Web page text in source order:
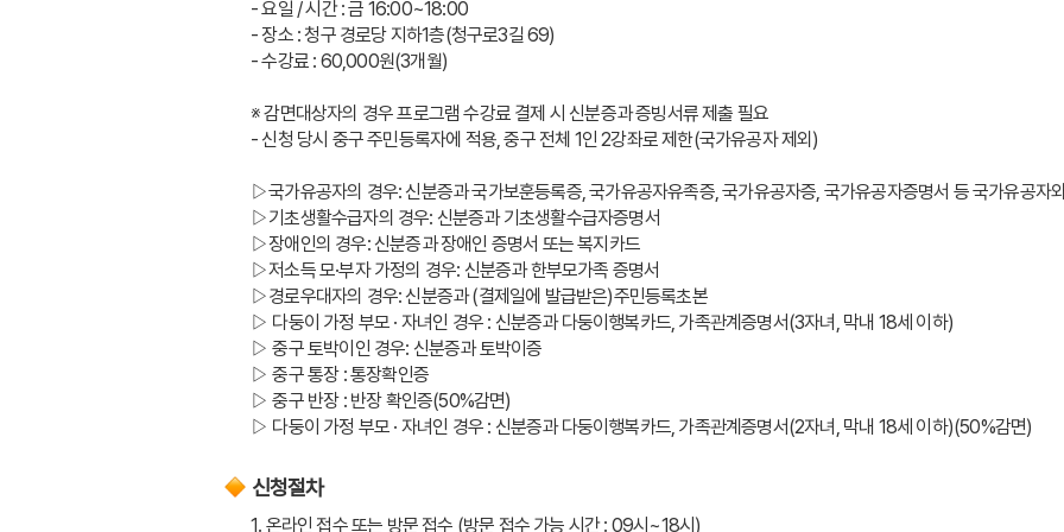
- 요일 / 시간 : 금 16:00~18:00
- 장소 : 청구 경로당 지하1층(청구로3길 69)
- 수강료 : 60,000원(3개월)
※ 감면대상자의 경우 프로그램 수강료 결제 시 신분증과 증빙서류 제출 필요
- 신청 당시 중구 주민등록자에 적용, 중구 전체 1인 2강좌로 제한(국가유공자 제외)
▷국가유공자의 경우: 신분증과 국가보훈등록증, 국가유공자유족증, 국가유공자증, 국가유공자증명서 등 국가유공자
▷기초생활수급자의 경우: 신분증과 기초생활수급자증명서
▷장애인의 경우: 신분증과 장애인 증명서 또는 복지카드
▷저소득 모·부자 가정의 경우: 신분증과 한부모가족 증명서
▷경로우대자의 경우: 신분증과 (결제일에 발급받은)주민등록초본
▷ 다둥이 가정 부모 · 자녀인 경우 : 신분증과 다둥이행복카드, 가족관계증명서(3자녀, 막내 18세 이하)
▷ 중구 토박이인 경우: 신분증과 토박이증
▷ 중구 통장 : 통장확인증
▷ 중구 반장 : 반장 확인증(50%감면)
▷ 다둥이 가정 부모 · 자녀인 경우 : 신분증과 다둥이행복카드, 가족관계증명서(2자녀, 막내 18세 이하)(50%감면)
신청절차
1. 온라인 접수 또는 방문 접수 (방문 접수 가능 시간 : 09시~18시)